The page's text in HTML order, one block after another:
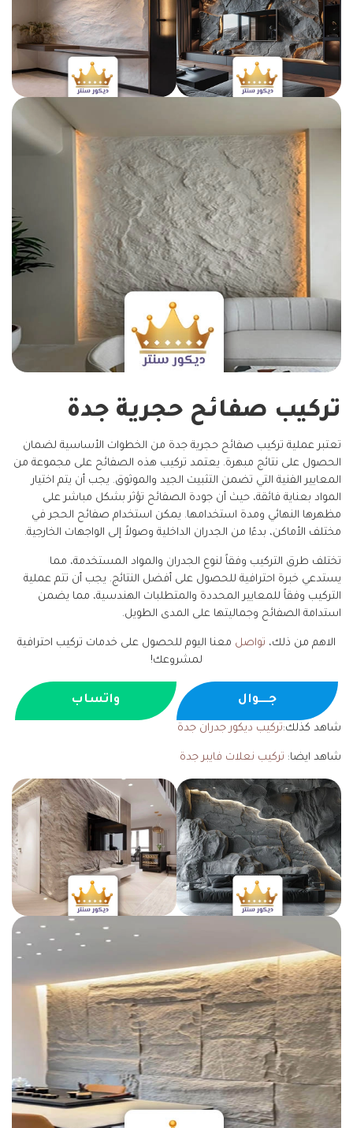
تركيب صفائح حجرية جدة
تعتبر عملية تركيب صفائح حجرية جدة من الخطوات الأساسية لضمان
الحصول على نتائج مبهرة. يعتمد تركيب هذه الصفائح على مجموعة من
المعايير الفنية التي تضمن التثبيت الجيد والموثوق. يجب أن يتم اختيار
المواد بعناية فائقة، حيث أن جودة الصفائح تؤثر بشكل مباشر على
مظهرها النهائي ومدة استخدامها. يمكن استخدام صفائح الحجر في
مختلف الأماكن، بدءًا من الجدران الداخلية وصولاً إلى الواجهات الخارجية.
تختلف طرق التركيب وفقاً لنوع الجدران والمواد المستخدمة، مما
يستدعي خبرة احترافية للحصول على أفضل النتائج. يجب أن تتم عملية
التركيب وفقاً للمعايير المحددة والمتطلبات الهندسية، مما يضمن
استدامة الصفائح وجماليتها على المدى الطويل.
الاهم من ذلك، تواصل معنا اليوم للحصول على خدمات تركيب احترافية
لمشروعك!
جــــوال واتساب
شاهد كذلك:تركيب ديكور جدران جدة
شاهد ايضا: تركيب نعلات فايبر جدة